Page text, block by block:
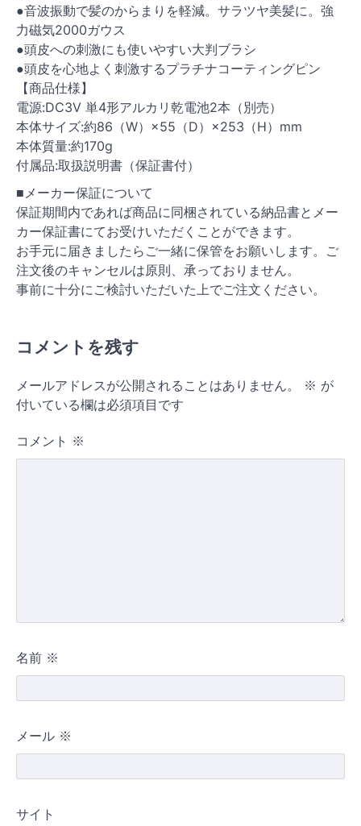
●音波振動で髪のからまりを軽減。サラツヤ美髪に。強
力磁気2000ガウス
●頭皮への刺激にも使いやすい大判ブラシ
●頭皮を心地よく刺激するプラチナコーティングピン
【商品仕様】
電源:DC3V 単4形アルカリ乾電池2本（別売）
本体サイズ:約86（W）×55（D）×253（H）mm
本体質量:約170g
付属品:取扱説明書（保証書付）
■メーカー保証について
保証期間内であれば商品に同梱されている納品書とメー
カー保証書にてお受けいただくことができます。
お手元に届きましたらご一緒に保管をお願いします。ご
注文後のキャンセルは原則、承っておりません。
事前に十分にご検討いただいた上でご注文ください。
コメントを残す
メールアドレスが公開されることはありません。 ※ が
付いている欄は必須項目です
コメント ※
名前 ※
メール ※
サイト